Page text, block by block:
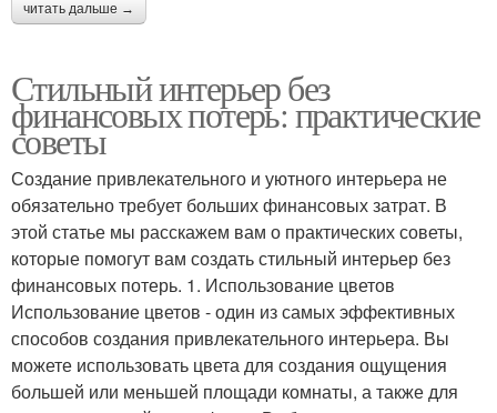
читать дальше →
Стильный интерьер без
финансовых потерь: практические
советы
Создание привлекательного и уютного интерьера не
обязательно требует больших финансовых затрат. В
этой статье мы расскажем вам о практических советы,
которые помогут вам создать стильный интерьер без
финансовых потерь. 1. Использование цветов
Использование цветов - один из самых эффективных
способов создания привлекательного интерьера. Вы
можете использовать цвета для создания ощущения
большей или меньшей площади комнаты, а также для